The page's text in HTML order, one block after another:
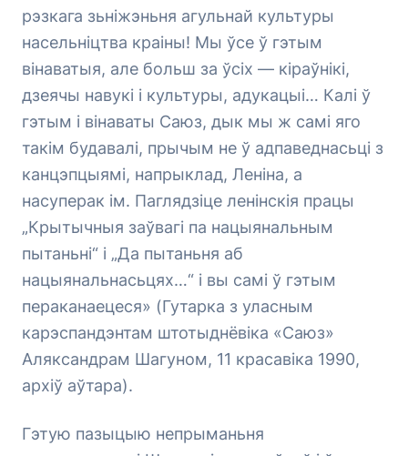
рэзкага зьніжэньня агульнай культуры
насельніцтва краіны! Мы ўсе ў гэтым
вінаватыя, але больш за ўсіх — кіраўнікі,
дзеячы навукі і культуры, адукацыі… Калі ў
гэтым і вінаваты Саюз, дык мы ж самі яго
такім будавалі, прычым не ў адпаведнасьці з
канцэпцыямі, напрыклад, Леніна, а
насуперак ім. Паглядзіце ленінскія працы
„Крытычныя заўвагі па нацыянальным
пытаньні“ і „Да пытаньня аб
нацыянальнасьцях…“ і вы самі ў гэтым
пераканаецеся» (Гутарка з уласным
карэспандэнтам штотыднёвіка «Саюз»
Аляксандрам Шагуном, 11 красавіка 1990,
архіў аўтара).
Гэтую пазыцыю непрыманьня